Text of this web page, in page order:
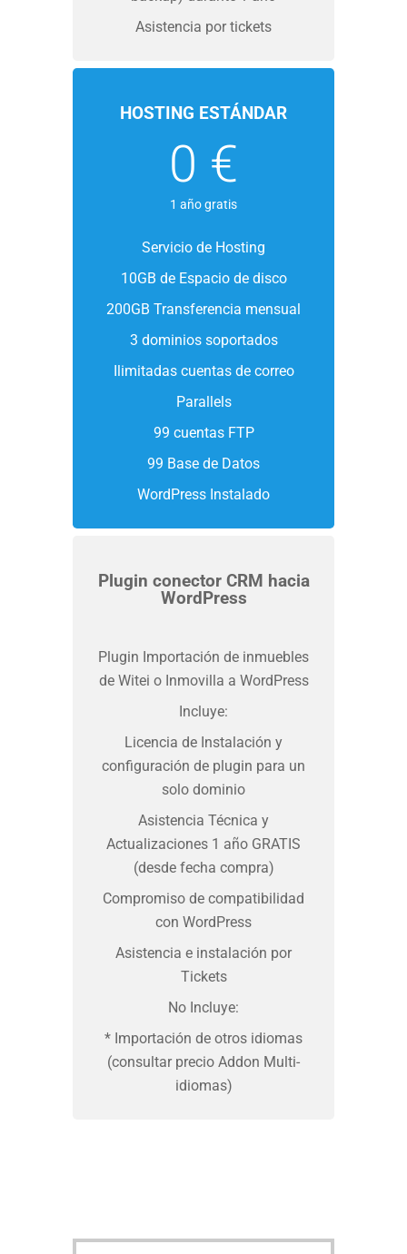
Asistencia por tickets
HOSTING ESTÁNDAR
0 €
1 año gratis
Servicio de Hosting
10GB de Espacio de disco
200GB Transferencia mensual
3 dominios soportados
Ilimitadas cuentas de correo
Parallels
99 cuentas FTP
99 Base de Datos
WordPress Instalado
Plugin conector CRM hacia
WordPress
Plugin Importación de inmuebles
de Witei o Inmovilla a WordPress
Incluye:
Licencia de Instalación y
configuración de plugin para un
solo dominio
Asistencia Técnica y
Actualizaciones 1 año GRATIS
(desde fecha compra)
Compromiso de compatibilidad
con WordPress
Asistencia e instalación por
Tickets
No Incluye:
* Importación de otros idiomas
(consultar precio Addon Multi-
idiomas)